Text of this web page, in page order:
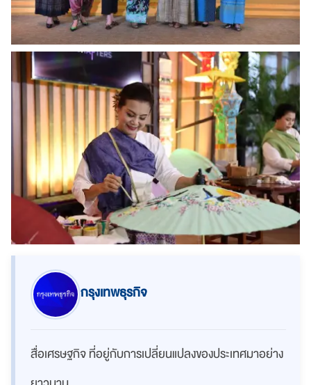
กรุงเทพธุรกิจ
สื่อเศรษฐกิจ ที่อยู่กับการเปลี่ยนแปลงของประเทศมาอย่าง